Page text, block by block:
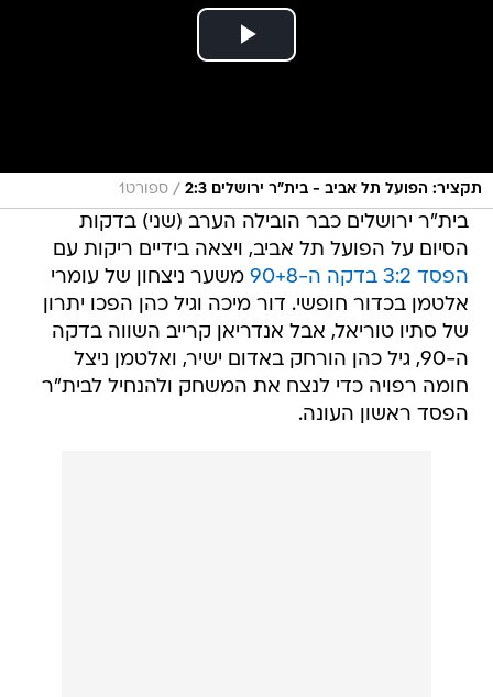
תקציר: הפועל תל אביב - בית"ר ירושלים 2:3 / ספורט1
בית"ר ירושלים כבר הובילה הערב (שני) בדקות
הסיום על הפועל תל אביב, ויצאה בידיים ריקות עם
הפסד 3:2 בדקה ה-90+8
משער ניצחון של עומרי
אלטמן בכדור חופשי. דור מיכה וגיל כהן הפכו יתרון
של סתיו טוריאל, אבל אנדריאן קרייב השווה בדקה
ה-90, גיל כהן הורחק באדום ישיר, ואלטמן ניצל
חומה רפויה כדי לנצח את המשחק ולהנחיל לבית"ר
הפסד ראשון העונה.